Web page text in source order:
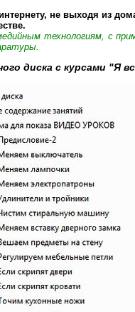
не выходя из
технологиям, с
диска с курсами "Я